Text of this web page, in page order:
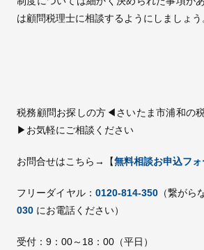
は顧問税理士に相談するようにしましょう
税務顧問お探しの方◀さいたま市浦和の
▶お気軽にご相談ください
お問合せはこちら→【無料相談お申込フォ
フリーダイヤル： 0120-814-350（繋がら
030 にお電話ください）
受付：9：00～18：00（平日）